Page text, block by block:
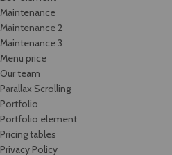
Maintenance
Maintenance 2
Maintenance 3
Menu price
Our team
Parallax Scrolling
Portfolio
Portfolio element
Pricing tables
Privacy Policy